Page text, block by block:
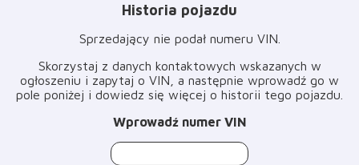
Historia pojazdu
Sprzedający nie podał numeru VIN
Skorzystaj z danych kontaktowych wskazanych w
ogłoszeniu i zapytaj o VIN, a następnie wprowadź go w
pole poniżej i dowiedz się więcej o historii tego pojazdu
Wprowadź numer VIN